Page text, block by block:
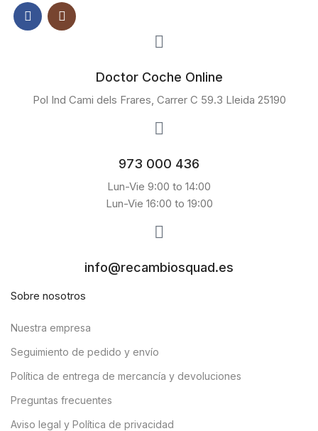
Doctor Coche Online
Pol Ind Cami dels Frares, Carrer C 59.3 Lleida 25190
973 000 436
Lun-Vie 9:00 to 14:00
Lun-Vie 16:00 to 19:00
info@recambiosquad.es
Sobre nosotros
Nuestra empresa
Seguimiento de pedido y envío
Política de entrega de mercancía y devoluciones
Preguntas frecuentes
Aviso legal y Política de privacidad